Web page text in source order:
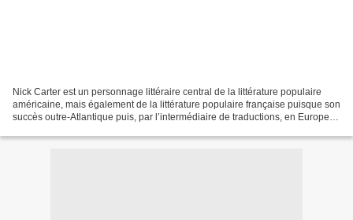
Nick Carter est un personnage littéraire central de la littérature populaire
américaine, mais également de la littérature populaire française puisque son
succès outre-Atlantique puis, par l’intermédiaire de traductions, en Europe, a